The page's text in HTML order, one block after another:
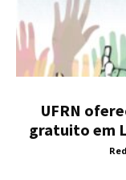
UFRN
gratuito em